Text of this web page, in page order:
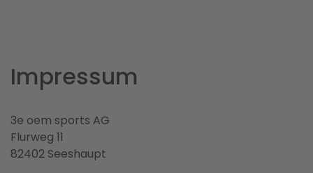
Impressum
3e oem sports AG
Flurweg 11
82402 Seeshaupt